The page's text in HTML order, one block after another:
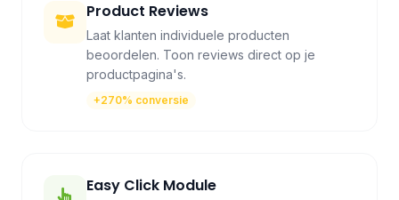
Product Reviews
Laat klanten individuele producten
beoordelen. Toon reviews direct op je
productpagina's.
+270% conversie
Easy Click Module